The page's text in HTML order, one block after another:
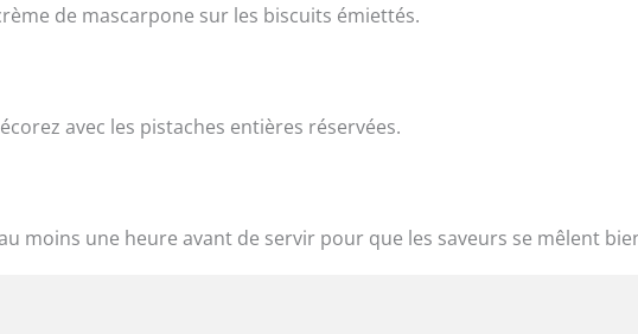
de mascarpone sur les biscuits émiettés.
avec les pistaches entières réservées.
moins une heure avant de servir pour que les saveurs se mêlent